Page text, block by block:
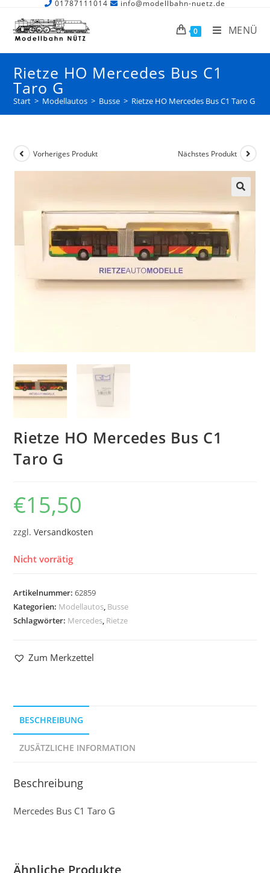
01787111014 info@modellbahn-nuetz.de
0 MENÜ
Rietze HO Mercedes Bus C1
Taro G
Start > Modellautos > Busse > Rietze HO Mercedes Bus C1 Taro G
Vorheriges Produkt Nächstes Produkt
Rietze HO Mercedes Bus C1
Taro G
€15,50
zzgl.Versandkosten
Nicht vorrätig
Artikelnummer:62859
Kategorien: Modellautos, Busse
Schlagwörter: Mercedes, Rietze
Zum Merkzettel
BESCHREIBUNG
ZUSÄTZLICHE INFORMATION
Beschreibung
Mercedes Bus C1 Taro G